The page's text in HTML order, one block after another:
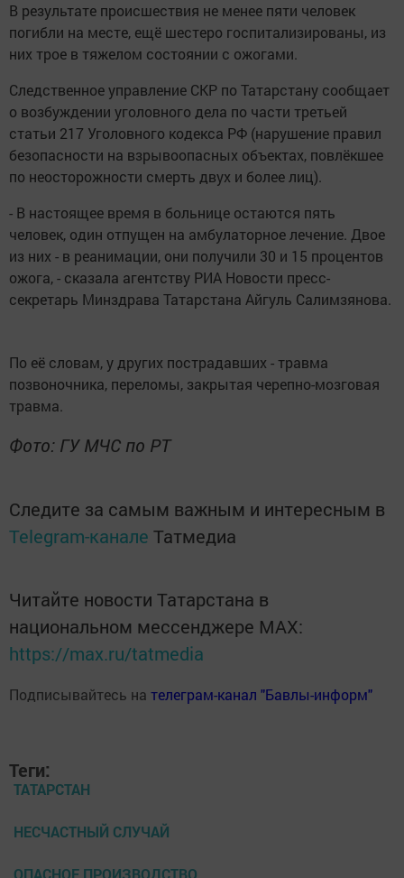
В результате происшествия не менее пяти человек
погибли на месте, ещё шестеро госпитализированы, из
них трое в тяжелом состоянии с ожогами.
Следственное управление СКР по Татарстану сообщает
о возбуждении уголовного дела по части третьей
статьи 217 Уголовного кодекса РФ (нарушение правил
безопасности на взрывоопасных объектах, повлёкшее
по неосторожности смерть двух и более лиц).
- В настоящее время в больнице остаются пять
человек, один отпущен на амбулаторное лечение. Двое
из них - в реанимации, они получили 30 и 15 процентов
ожога, - сказала агентству РИА Новости пресс-
секретарь Минздрава Татарстана Айгуль Салимзянова.
По её словам, у других пострадавших - травма
позвоночника, переломы, закрытая черепно-мозговая
травма.
Фото: ГУ МЧС по РТ
Следите за самым важным и интересным в
Telegram-канале Татмедиа
Читайте новости Татарстана в
национальном мессенджере MАХ:
https://max.ru/tatmedia
Подписывайтесь на телеграм-канал "Бавлы-информ"
Теги:
ТАТАРСТАН
НЕСЧАСТНЫЙ СЛУЧАЙ
ОПАСНОЕ ПРОИЗВОДСТВО